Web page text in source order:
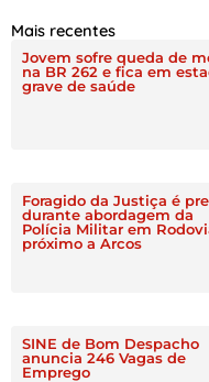
Mais recentes
Jovem sofre queda de
na BR 262 e fica em
grave de saúde
Foragido da Justiça é
durante abordagem da
Polícia Militar em
próximo a Arcos
SINE de Bom Despacho
anuncia 246 Vagas de
Emprego